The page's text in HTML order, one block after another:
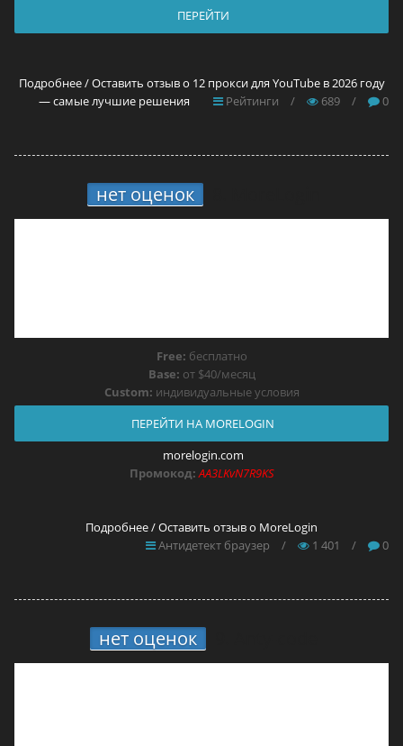
ПЕРЕЙТИ
Подробнее / Оставить отзыв о 12 прокси для YouTube в 2026 году
— самые лучшие решения
Рейтинги / 689 / 0
нет оценок
Free: бесплатно
Base: от $40/месяц
Custom: индивидуальные условия
ПЕРЕЙТИ НА MORELOGIN
morelogin.com
Промокод:AA3LKvN7R9KS
Подробнее / Оставить отзыв о MoreLogin
Антидетект браузер
/ 1 401 / 0
нет оценок